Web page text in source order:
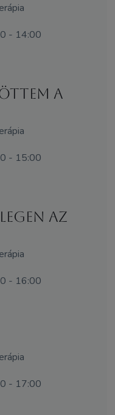
- 14:00
a
- 15:00
az
- 16:00
- 17:00